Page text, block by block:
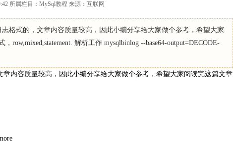
所属栏目：MySql教程 来源：互联网
格式的，文章内容质量较高，因此小编分享给大家做个参考，希望大家
row,mixed,statement. 解析工作 mysqlbinlog --base64-output=DECODE-
内容质量较高，因此小编分享给大家做个参考，希望大家阅读完这篇文章